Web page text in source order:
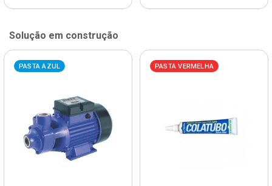
Solução em construção
PASTA AZUL PASTA VERMELHA